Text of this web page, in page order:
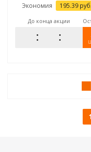
Экономия 195.39руб.
До конца акции